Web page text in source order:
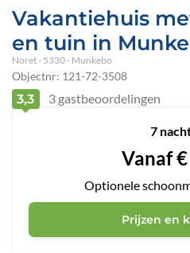
Vakantiehuis
en tuin in
Noret - 5330 - Munkebo
Objectnr: 121-72-3508
3,3 3gastbeoordelingen
7
Vanaf€
Optionele
Prijzen en